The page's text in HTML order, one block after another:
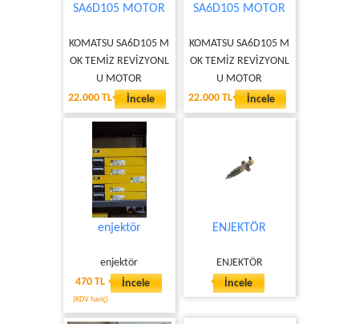
SA6D105 MOTOR
KOMATSU SA6D105 M
OK TEMİZ REVİZYONL
U MOTOR
22.000 TL
İncele
SA6D105 MOTOR
KOMATSU SA6D105 M
OK TEMİZ REVİZYONL
U MOTOR
22.000 TL
İncele
enjektör
enjektör
470 TL
(KDV hariç)
İncele
ENJEKTÖR
ENJEKTÖR
İncele